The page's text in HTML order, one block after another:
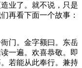
业了。就不说，只是
再看下面一个故事：
门。金字额曰。东岳
一遍。欢喜恭敬。即
若能从此奉行。兼持